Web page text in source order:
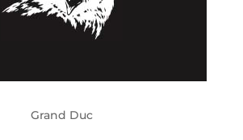
Grand Duc